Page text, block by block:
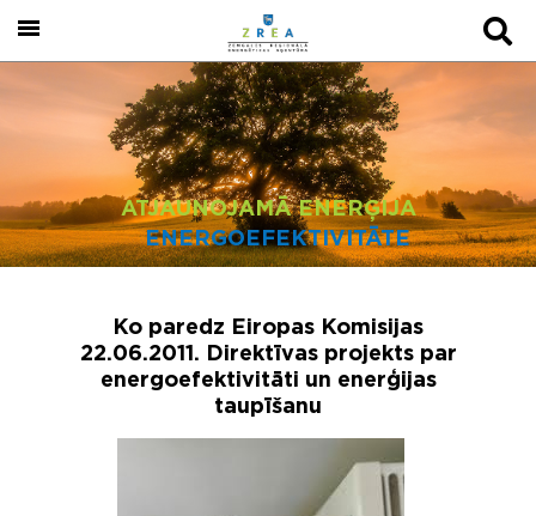
ATJAUNOJAMĀ ENERĢIJA
ENERGOEFEKTIVITĀTE
Ko paredz Eiropas Komisijas
22.06.2011. Direktīvas projekts par
energoefektivitāti un enerģijas
taupīšanu